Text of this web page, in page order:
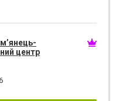
центр